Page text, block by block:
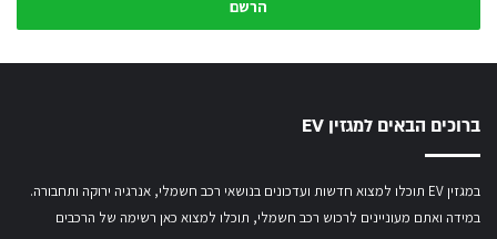
/
כ
ת
ב
ת
ברוכים הבאים למגזין EV
במגזין EV תוכלו למצוא חדשות ועדכונים בנושאי רכב חשמלי, אנרגיה ירוקה ותחבורה.
במידה ואתם מעוניינים לרכוש רכב חשמלי, תוכלו למצוא כאן רשימה של הרכבים